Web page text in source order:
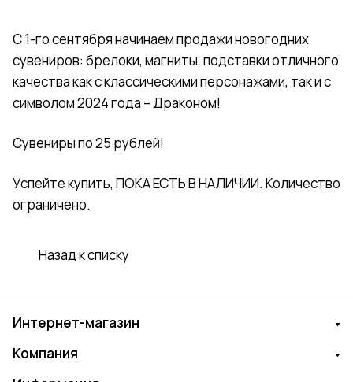
С 1-го сентября начинаем продажи новогодних
сувениров: брелоки, магниты, подставки отличного
качества как с классическими персонажами, так и с
символом 2024 года – Драконом!
Сувениры по 25 рублей!
Успейте купить, ПОКА ЕСТЬ В НАЛИЧИИ. Количество
ограничено.
Назад к списку
Интернет-магазин
Компания